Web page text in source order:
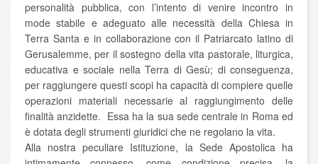
personalità pubblica, con l’intento di venire incontro in
mode stabile e adeguato alle necessità della Chiesa in
Terra Santa e in collaborazione con il Patriarcato latino di
Gerusalemme, per il sostegno della vita pastorale, liturgica,
educativa e sociale nella Terra di Gesù; di conseguenza,
per raggiungere questi scopi ha capacità di compiere quelle
operazioni materiali necessarie al raggiungimento delle
finalità anzidette. Essa ha la sua sede centrale in Roma ed
è dotata degli strumenti giuridici che ne regolano la vita.
Alla nostra peculiare Istituzione, la Sede Apostolica ha